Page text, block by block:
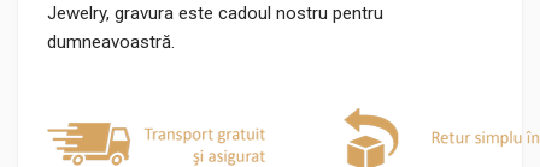
Jewelry, gravura este cadoul nostru pentru
dumneavoastră.